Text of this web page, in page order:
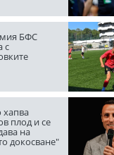
БФС
с
хапва
плод и се
на
докосване"